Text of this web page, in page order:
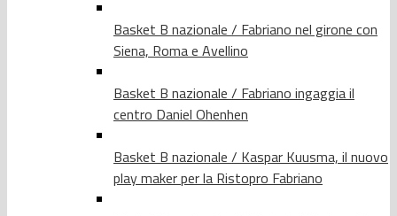
Basket B nazionale / Fabriano nel girone con
Siena, Roma e Avellino
Basket B nazionale / Fabriano ingaggia il
centro Daniel Ohenhen
Basket B nazionale / Kaspar Kuusma, il nuovo
play maker per la Ristopro Fabriano